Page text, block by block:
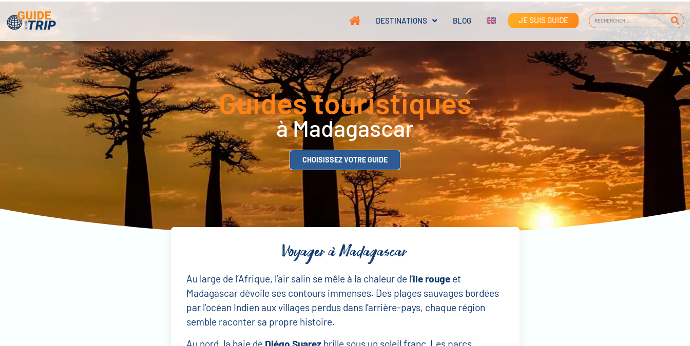
DESTINATIONS BLOG JE SUIS GUIDE
Guides touristiques
à Madagascar
CHOISISSEZ VOTRE GUIDE
Voyager à Madagascar
Au large de l’Afrique, l’air salin se mêle à la chaleur de l’île rougeet
Madagascar dévoile ses contours immenses. Des plages sauvages bordées
par l’océan Indien aux villages perdus dans l’arrière-pays, chaque région
semble raconter sa propre histoire.
Au nord, la baie de Diégo Suarezbrille sous un soleil franc. Les parcs